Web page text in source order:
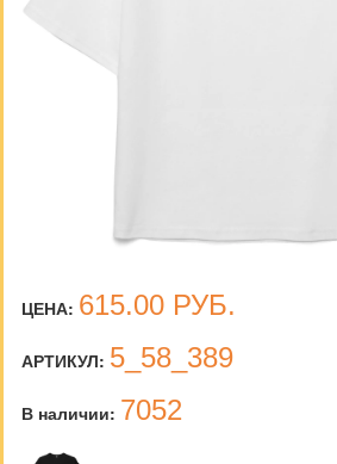
ЦЕНА: 615.00 РУБ.
АРТИКУЛ: 5_58_389
В наличии: 7052